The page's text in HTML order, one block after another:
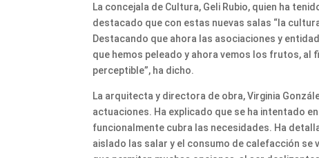
La concejala de Cultura, Geli Rubio, quien ha
destacado que con estas nuevas salas “la
Destacando que ahora las asociaciones y
que hemos peleado y ahora vemos los frutos, al
perceptible”, ha dicho.
La arquitecta y directora de obra, Virginia
actuaciones. Ha explicado que se ha intentado
funcionalmente cubra las necesidades. Ha
aislado las salar y el consumo de calefacción se